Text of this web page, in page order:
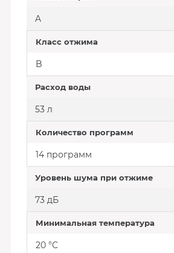
A
Класс отжима
B
Расход воды
53 л
Количество программ
14 программ
Уровень шума при отжиме
73 дБ
Минимальная температура
20 °С